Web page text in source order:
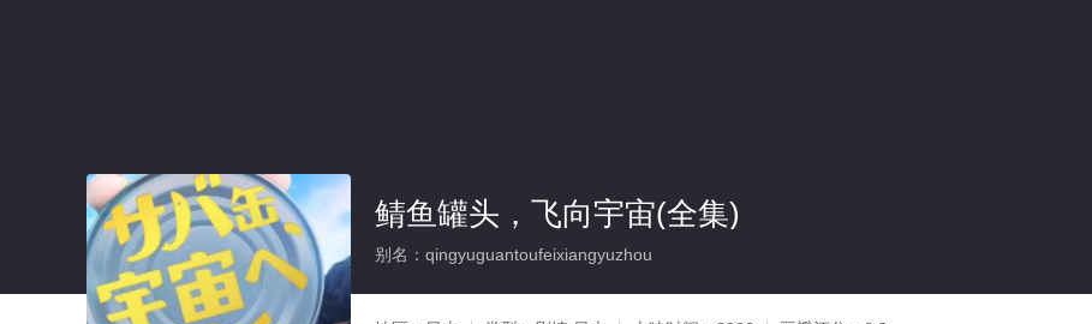
鲭鱼罐头，飞向宇宙(全集)
别名：qingyuguantoufeixiangyuzhou